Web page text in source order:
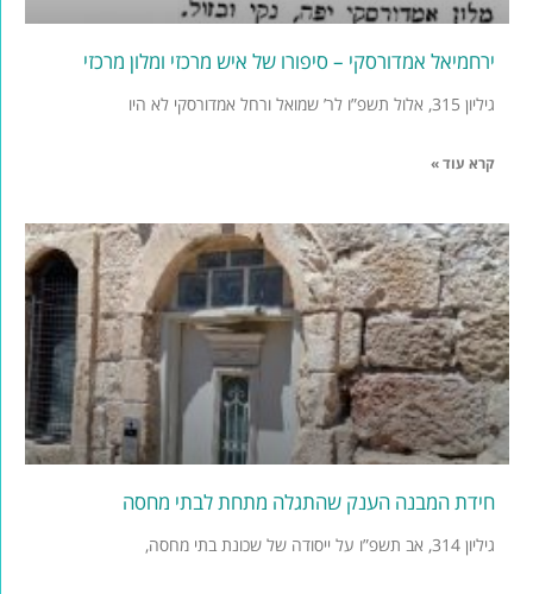
ירחמיאל אמדורסקי – סיפורו של איש מרכזי ומלון מרכזי
גיליון 315, אלול תשפ”ו לר’ שמואל ורחל אמדורסקי לא היו
קרא עוד »
חידת המבנה הענק שהתגלה מתחת לבתי מחסה
גיליון 314, אב תשפ”ו על ייסודה של שכונת בתי מחסה,